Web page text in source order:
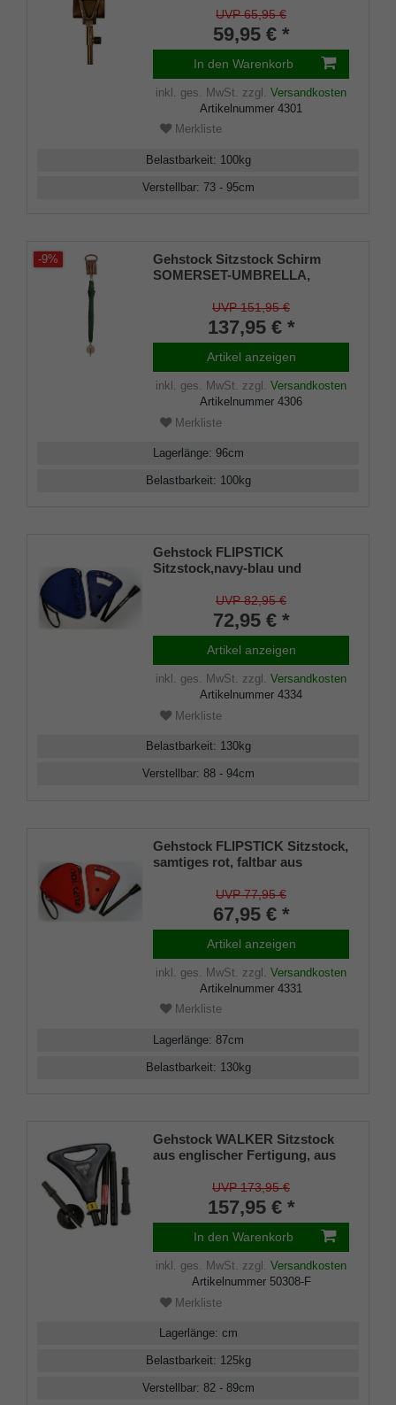
Leichtmetall mit Leder
überzogen, Stock aus
Leichtmetall, höhenverstellbar,
Stahlspitze Tellerscheibe.
UVP 65,95 €
59,95 € *
In den Warenkorb
inkl. ges. MwSt. zzgl. Versandkosten
Artikelnummer 4301
Merkliste
Belastbarkeit: 100kg
Verstellbar: 73 - 95cm
-9%
Gehstock Sitzstock Schirm
SOMERSET-UMBRELLA,
Außenkanten mit Leder
überzogen
UVP 151,95 €
137,95 € *
Artikel anzeigen
inkl. ges. MwSt. zzgl. Versandkosten
Artikelnummer 4306
Merkliste
Lagerlänge: 96cm
Belastbarkeit: 100kg
Gehstock FLIPSTICK
Sitzstock,navy-blau und
höhenverstellbar aus stabilem
Leichtmetall,Spezial
Klappsitz/Griff,inklusive
Gummipuffer und praktischer
Nylontasche.
UVP 82,95 €
72,95 € *
Artikel anzeigen
inkl. ges. MwSt. zzgl. Versandkosten
Artikelnummer 4334
Merkliste
Belastbarkeit: 130kg
Verstellbar: 88 - 94cm
Gehstock FLIPSTICK Sitzstock,
samtiges rot, faltbar aus
Klappsitz/Griff,inklusive
Gummipuffer und praktischer
Nylontasche.
UVP 77,95 €
67,95 € *
Artikel anzeigen
inkl. ges. MwSt. zzgl. Versandkosten
Artikelnummer 4331
Merkliste
Lagerlänge: 87cm
Belastbarkeit: 130kg
Gehstock WALKER Sitzstock
aus englischer Fertigung, aus
Spezial-Klappsitz/griff,inklusiv
Gummipuffer und
wasserdichter Nylontasche,
UVP 173,95 €
157,95 € *
In den Warenkorb
inkl. ges. MwSt. zzgl. Versandkosten
Artikelnummer 50308-F
Merkliste
Lagerlänge: cm
Belastbarkeit: 125kg
Verstellbar: 82 - 89cm